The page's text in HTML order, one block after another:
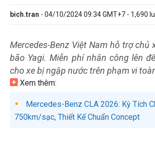
bich.tran - 04/10/2024 09:34 GMT+7 - 1,690
Mercedes-Benz Việt Nam hỗ trợ chủ
bão Yagi. Miễn phí nhân công lên
cho xe bị ngập nước trên phạm vi
Xem thêm:
Mercedes-Benz CLA 2026: Kỳ Tích
750km/sạc, Thiết Kế Chuẩn Concept